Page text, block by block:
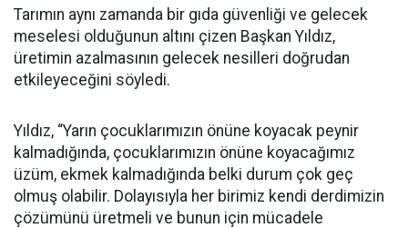
Tarımın aynı zamanda bir gıda güvenliği ve gelecek
meselesi olduğunun altını çizen Başkan Yıldız,
üretimin azalmasının gelecek nesilleri doğrudan
etkileyeceğini söyledi.
Yıldız, “Yarın çocuklarımızın önüne koyacak peynir
kalmadığında, çocuklarımızın önüne koyacağımız
üzüm, ekmek kalmadığında belki durum çok geç
olmuş olabilir. Dolayısıyla her birimiz kendi derdimizin
çözümünü üretmeli ve bunun için mücadele